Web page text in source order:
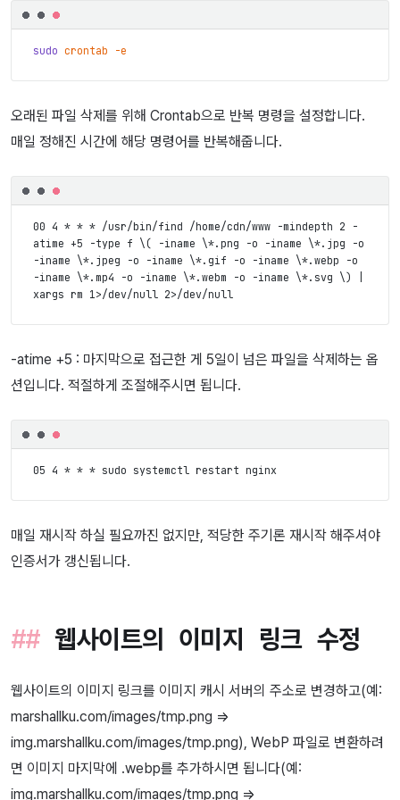
sudo crontab -e
오래된 파일 삭제를 위해 Crontab으로 반복 명령을 설정합니다.
매일 정해진 시간에 해당 명령어를 반복해줍니다.
00 4 * * * /usr/bin/find /home/cdn/www -mindepth 2 -
atime +5 -type f \( -iname \*.png -o -iname \*.jpg -o
-iname \*.jpeg -o -iname \*.gif -o -iname \*.webp -o
-iname \*.mp4 -o -iname \*.webm -o -iname \*.svg \) |
-atime +5 : 마지막으로 접근한 게 5일이 넘은 파일을 삭제하는 옵
션입니다. 적절하게 조절해주시면 됩니다.
매일 재시작 하실 필요까진 없지만, 적당한 주기론 재시작 해주셔야
인증서가 갱신됩니다.
웹사이트의 이미지 링크 수정
웹사이트의 이미지 링크를 이미지 캐시 서버의 주소로 변경하고(예:
marshallku.com/images/tmp.png =>
img.marshallku.com/images/tmp.png), WebP 파일로 변환하려
면 이미지 마지막에 .webp를 추가하시면 됩니다(예:
img.marshallku.com/images/tmp.png =>